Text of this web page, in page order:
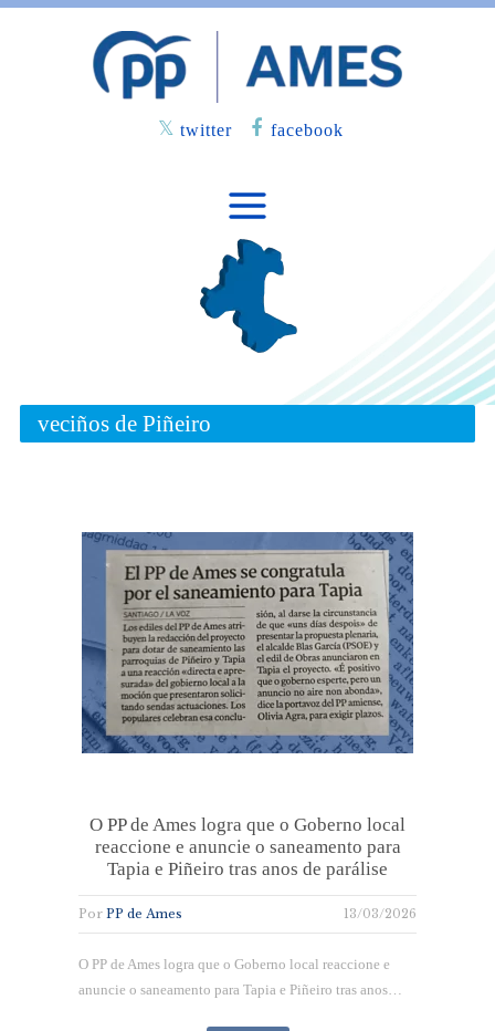
twitter facebook
veciños de Piñeiro
O PP de Ames logra que o Goberno local
reaccione e anuncie o saneamento para
Tapia e Piñeiro tras anos de parálise
Por PP de Ames 13/03/2026
O PP de Ames logra que o Goberno local reaccione e
anuncie o saneamento para Tapia e Piñeiro tras anos…